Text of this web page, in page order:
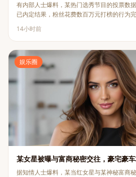
有内部人士爆料，某热门选秀节目的投票数
已内定结果，粉丝花费数百万元打榜的行为
14小时前
娱乐圈
某女星被曝与富商秘密交往，豪宅豪
据知情人士爆料，某当红女星与某神秘富商